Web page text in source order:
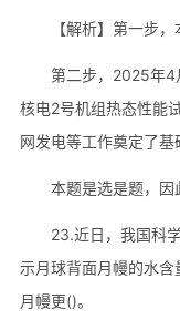
【解析】第一步
第二步，2025年4
核电2号机组热态性能
网发电等工作奠定了基
本题是选是题，因
23.近日，我国科
示月球背面月幔的水
月幔更()。